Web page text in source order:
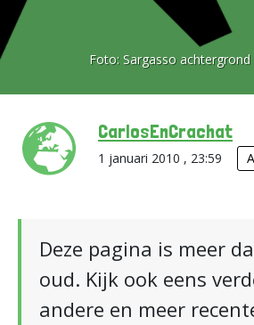
Foto: Sargasso
CarlosEnCrachat
1 januari 2010 , 23:59
Deze pagina is meer
oud. Kijk ook eens
andere en meer